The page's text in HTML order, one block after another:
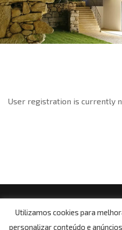
User registration is currently
© Copyright 2021, Centro
Utilizamos cookies para
personalizar conteúdo e